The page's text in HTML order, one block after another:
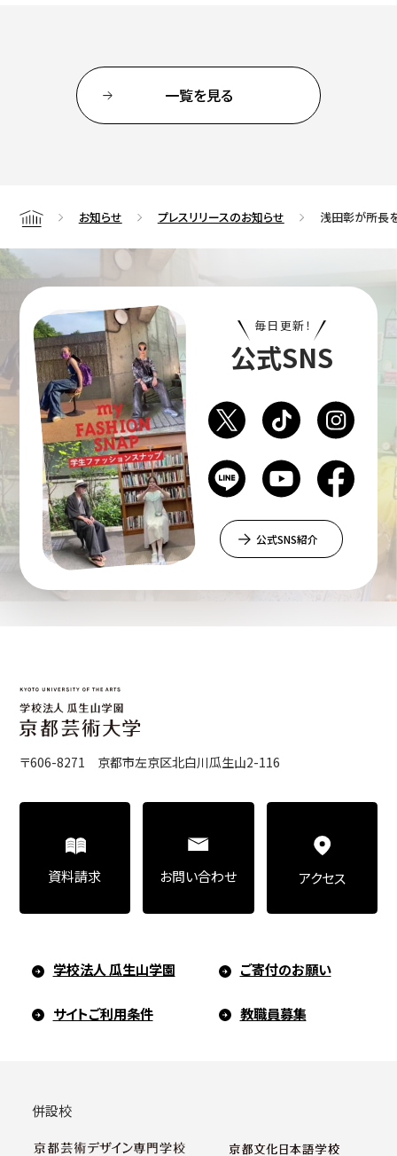
一覧を見る
Home お知らせ プレスリリースのお知らせ 浅田彰が所長
毎日更新！
公式SNS
公式SNS紹介
〒606-8271 京都市左京区北白川瓜生山2-116
学校法人 瓜生山学園 ご寄付のお願い
サイトご利用条件 教職員募集
資料請求 お問い合わせ アクセス
併設校